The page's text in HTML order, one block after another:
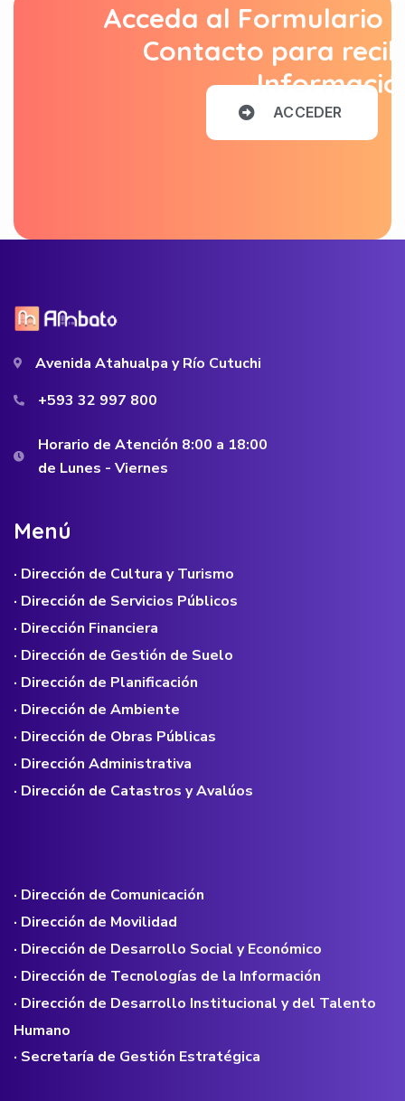
Acceda al Formulario
Contacto para
ACCEDER
Avenida Atahualpa y Río Cutuchi
+593 32 997 800
Horario de Atención 8:00 a 18:00
de Lunes - Viernes
Menú
· Dirección de Cultura y Turismo
· Dirección de Servicios Públicos
· Dirección Financiera
· Dirección de Gestión de Suelo
· Dirección de Planificación
· Dirección de Ambiente
· Dirección de Obras Públicas
· Dirección Administrativa
· Dirección de Catastros y Avalúos
· Dirección de Comunicación
· Dirección de Movilidad
· Dirección de Desarrollo Social y Económico
· Dirección de Tecnologías de la Información
· Dirección de Desarrollo Institucional y del Talento
Humano
· Secretaría de Gestión Estratégica